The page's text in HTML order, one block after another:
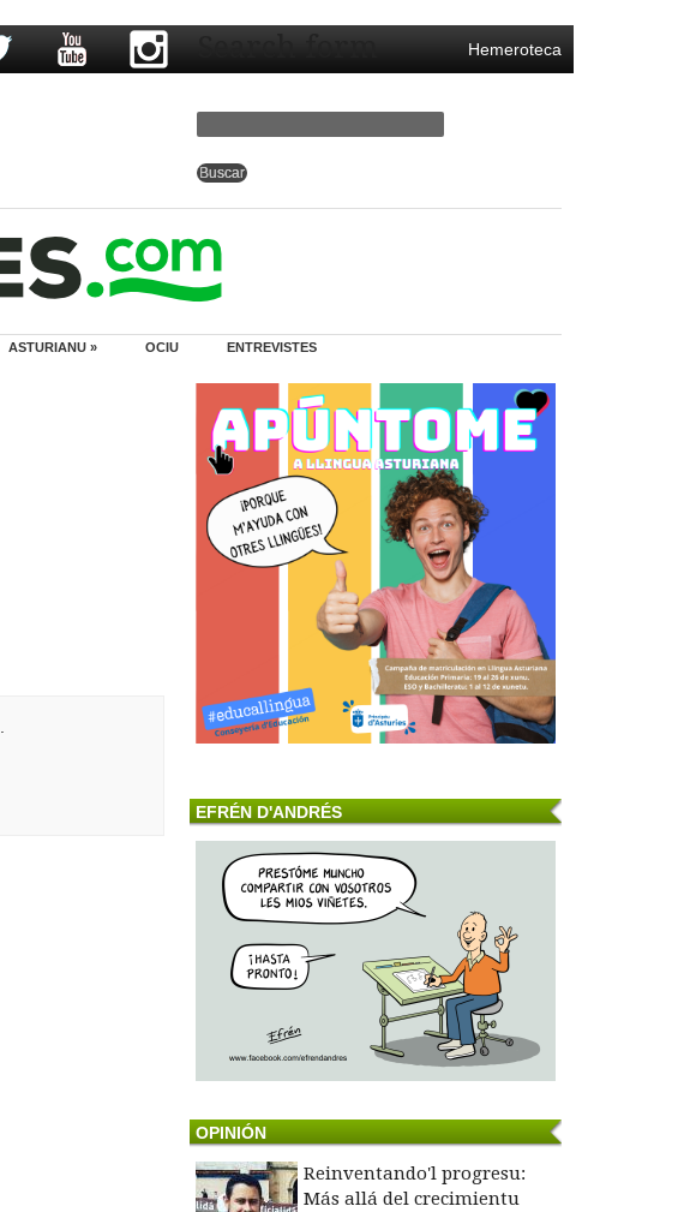
Hemeroteca
Search form
ASTURIANU » OCIU ENTREVISTES
EFRÉN D'ANDRÉS
OPINIÓN
Reinventando'l progresu:
Más allá del crecimientu